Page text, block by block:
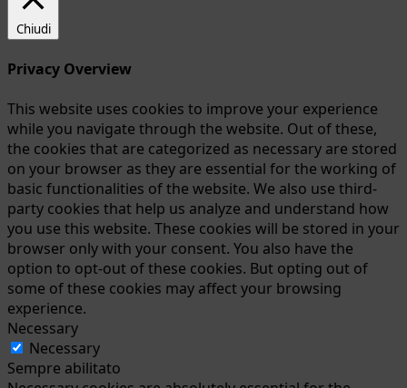
Chiudi
Privacy Overview
This website uses cookies to improve your experience
while you navigate through the website. Out of these,
the cookies that are categorized as necessary are stored
on your browser as they are essential for the working of
basic functionalities of the website. We also use third-
party cookies that help us analyze and understand how
you use this website. These cookies will be stored in your
browser only with your consent. You also have the
option to opt-out of these cookies. But opting out of
some of these cookies may affect your browsing
experience.
Necessary
Necessary
Sempre abilitato